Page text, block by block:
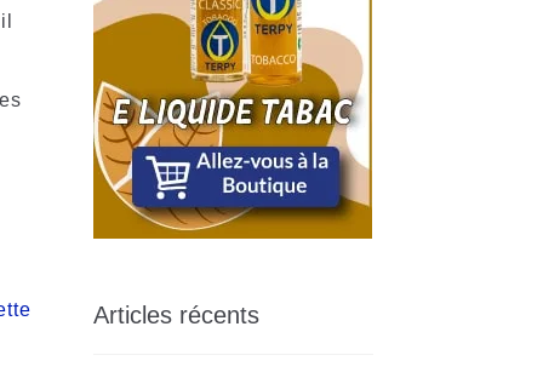
Articles récents